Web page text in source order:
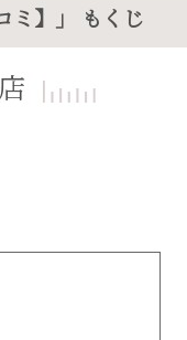
ミ】」 もくじ